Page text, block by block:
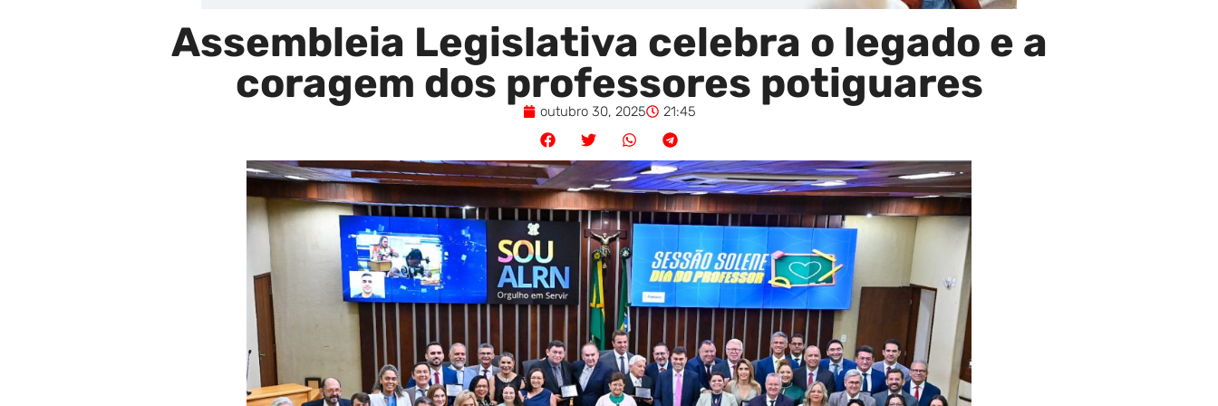
Assembleia Legislativa celebra o legado e a
coragem dos professores potiguares
outubro 30, 2025 21:45